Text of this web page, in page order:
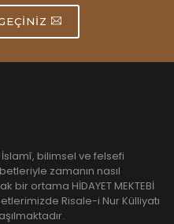
bilimsel ve felsefi
zamanın nasıl
bir ortama HİDAYET MEKTEBİ
Risale-i Nur Külliyatı